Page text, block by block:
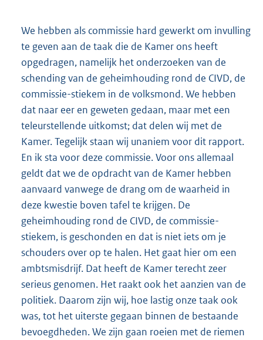
We hebben als commissie hard gewerkt om invulling
te geven aan de taak die de Kamer ons heeft
opgedragen, namelijk het onderzoeken van de
schending van de geheimhouding rond de CIVD, de
commissie-stiekem in de volksmond. We hebben
dat naar eer en geweten gedaan, maar met een
teleurstellende uitkomst; dat delen wij met de
Kamer. Tegelijk staan wij unaniem voor dit rapport.
En ik sta voor deze commissie. Voor ons allemaal
geldt dat we de opdracht van de Kamer hebben
aanvaard vanwege de drang om de waarheid in
deze kwestie boven tafel te krijgen. De
geheimhouding rond de CIVD, de commissie-
stiekem, is geschonden en dat is niet iets om je
schouders over op te halen. Het gaat hier om een
ambtsmisdrijf. Dat heeft de Kamer terecht zeer
serieus genomen. Het raakt ook het aanzien van de
politiek. Daarom zijn wij, hoe lastig onze taak ook
was, tot het uiterste gegaan binnen de bestaande
bevoegdheden. We zijn gaan roeien met de riemen